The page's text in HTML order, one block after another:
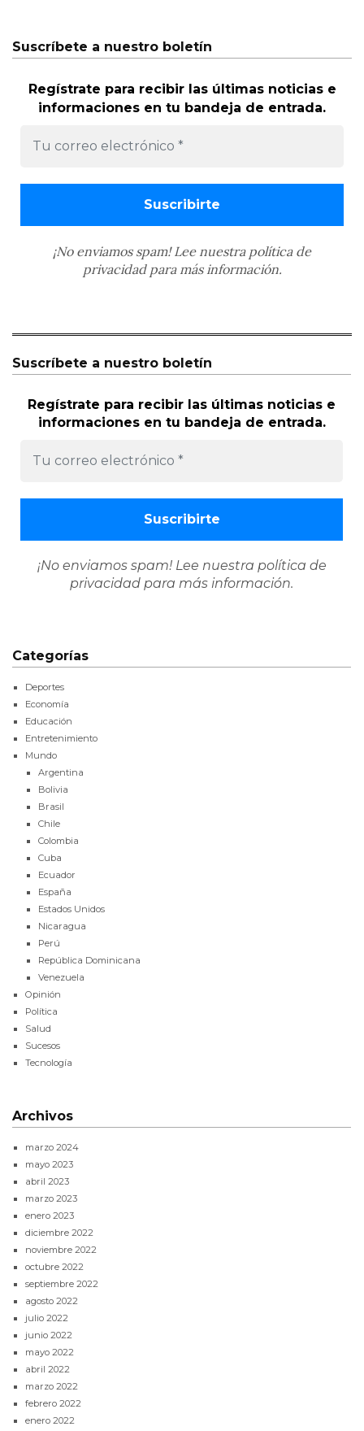
Suscríbete a nuestro boletín
Regístrate para recibir las últimas noticias e
informaciones en tu bandeja de entrada.
¡No enviamos spam! Lee nuestra política de
privacidadpara más información.
Suscríbete a nuestro boletín
Regístrate para recibir las últimas noticias e
informaciones en tu bandeja de entrada.
¡No enviamos spam! Lee nuestra política de
privacidad para más información.
Categorías
Deportes
Economía
Educación
Entretenimiento
Mundo
Argentina
Bolivia
Brasil
Chile
Colombia
Cuba
Ecuador
España
Estados Unidos
Nicaragua
Perú
República Dominicana
Venezuela
Opinión
Política
Salud
Sucesos
Tecnología
Archivos
marzo 2024
mayo 2023
abril 2023
marzo 2023
enero 2023
diciembre 2022
noviembre 2022
octubre 2022
septiembre 2022
agosto 2022
julio 2022
junio 2022
mayo 2022
abril 2022
marzo 2022
febrero 2022
enero 2022